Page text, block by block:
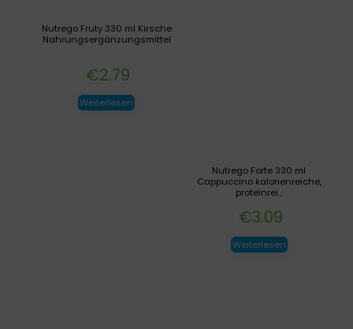
Nutrego Fruty 330 ml Kirsche
Nahrungsergänzungsmittel
€2.79
Weiterlesen
Nutrego Forte 330 ml
Cappuccino kalorienreiche,
proteinrei...
€3.09
Weiterlesen